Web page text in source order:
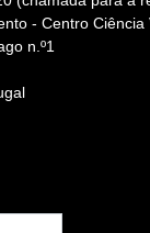
- Centro Ciência
n.º1